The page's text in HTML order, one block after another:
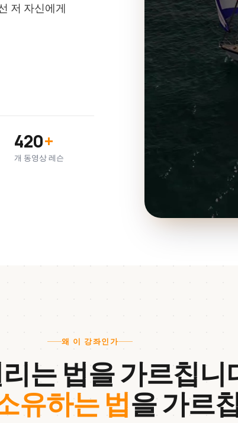
저 자신에게
420+
개 동영상 레슨
왜 이 강좌인가
는 법을 가르칩니
유하는 법을 가르